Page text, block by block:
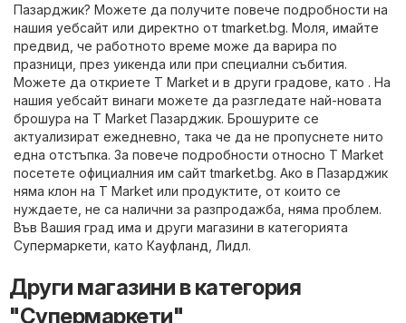
Пазарджик? Можете да получите повече подробности на
нашия уебсайт или директно отtmarket.bg. Моля, имайте
предвид, че работното време може да варира по
празници, през уикенда или при специални събития.
Можете да откриете T Market и в други градове, като . На
нашия уебсайт винаги можете да разгледате най-новата
брошура на T Market Пазарджик. Брошурите се
актуализират ежедневно, така че да не пропуснете нито
една отстъпка. За повече подробности относно T Market
посетете официалния им сайтtmarket.bg. Ако в Пазарджик
няма клон на T Market или продуктите, от които се
нуждаете, не са налични за разпродажба, няма проблем.
Във Вашия град има и други магазини в категорията
Супермаркети , като Кауфланд Лидл.
Други магазини в категория
"Супермаркети"